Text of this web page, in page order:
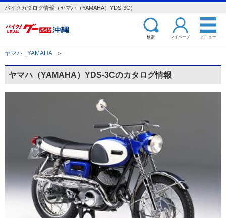
バイクカタログ情報（ヤマハ（YAMAHA）YDS-3C）
検索 マイページ メニュー
ヤマハ | YAMAHA ＞
ヤマハ（YAMAHA）YDS-3Cのカタログ情報